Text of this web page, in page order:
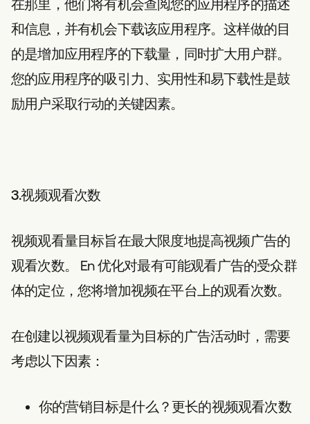
在那里，他们将有机会查阅您的应用程序的描述
和信息，并有机会下载该应用程序。这样做的目
的是增加应用程序的下载量，同时扩大用户群。
您的应用程序的吸引力、实用性和易下载性是鼓
励用户采取行动的关键因素。
3.视频观看次数
视频观看量目标旨在最大限度地提高视频广告的
观看次数。
En优化对最有可能观看广告的受众群
体的定位，您将增加视频在平台上的观看次数。
在创建以视频观看量为目标的广告活动时，需要
考虑以下因素：
你的营销目标是什么？更长的视频观看次数